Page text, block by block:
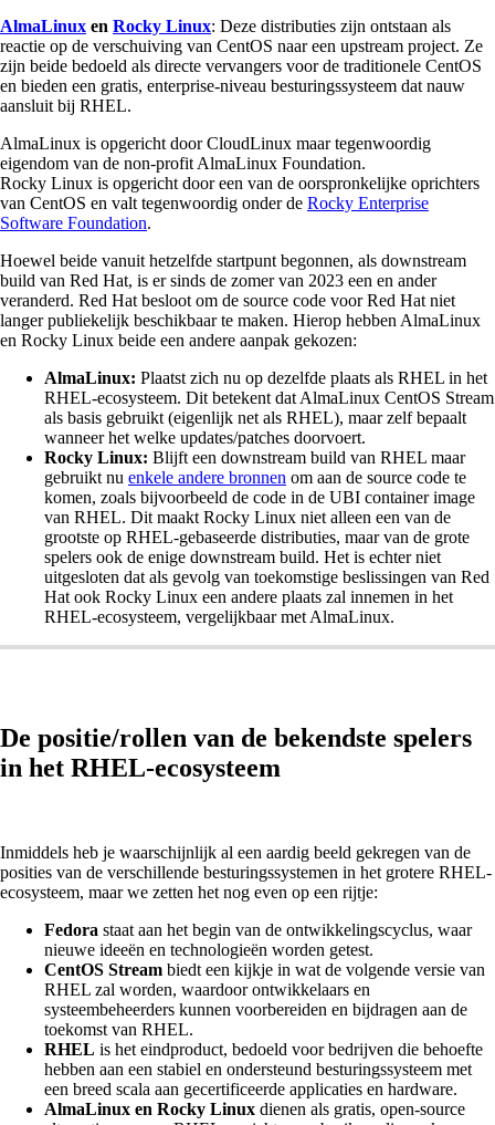
AlmaLinux en Rocky Linux: Deze distributies zijn ontstaan als
reactie op de verschuiving van CentOS naar een upstream project. Ze
zijn beide bedoeld als directe vervangers voor de traditionele CentOS
en bieden een gratis, enterprise-niveau besturingssysteem dat nauw
aansluit bij RHEL.
AlmaLinux is opgericht door CloudLinux maar tegenwoordig
eigendom van de non-profit AlmaLinux Foundation.
Rocky Linux is opgericht door een van de oorspronkelijke oprichters
van CentOS en valt tegenwoordig onder de Rocky Enterprise
Software Foundation.
Hoewel beide vanuit hetzelfde startpunt begonnen, als downstream
build van Red Hat, is er sinds de zomer van 2023 een en ander
veranderd. Red Hat besloot om de source code voor Red Hat niet
langer publiekelijk beschikbaar te maken. Hierop hebben AlmaLinux
en Rocky Linux beide een andere aanpak gekozen:
AlmaLinux: Plaatst zich nu op dezelfde plaats als RHEL in het
RHEL-ecosysteem. Dit betekent dat AlmaLinux CentOS Stream
als basis gebruikt (eigenlijk net als RHEL), maar zelf bepaalt
wanneer het welke updates/patches doorvoert.
Rocky Linux: Blijft een downstream build van RHEL maar
gebruikt nu enkele andere bronnen om aan de source code te
komen, zoals bijvoorbeeld de code in de UBI container image
van RHEL. Dit maakt Rocky Linux niet alleen een van de
grootste op RHEL-gebaseerde distributies, maar van de grote
spelers ook de enige downstream build. Het is echter niet
uitgesloten dat als gevolg van toekomstige beslissingen van Red
Hat ook Rocky Linux een andere plaats zal innemen in het
RHEL-ecosysteem, vergelijkbaar met AlmaLinux.
De positie/rollen van de bekendste spelers
in het RHEL-ecosysteem
Inmiddels heb je waarschijnlijk al een aardig beeld gekregen van de
posities van de verschillende besturingssystemen in het grotere RHEL-
ecosysteem, maar we zetten het nog even op een rijtje:
Fedora staat aan het begin van de ontwikkelingscyclus, waar
nieuwe ideeën en technologieën worden getest.
CentOS Stream biedt een kijkje in wat de volgende versie van
RHEL zal worden, waardoor ontwikkelaars en
systeembeheerders kunnen voorbereiden en bijdragen aan de
toekomst van RHEL.
RHEL is het eindproduct, bedoeld voor bedrijven die behoefte
hebben aan een stabiel en ondersteund besturingssysteem met
een breed scala aan gecertificeerde applicaties en hardware.
AlmaLinux en Rocky Linux dienen als gratis, open-source